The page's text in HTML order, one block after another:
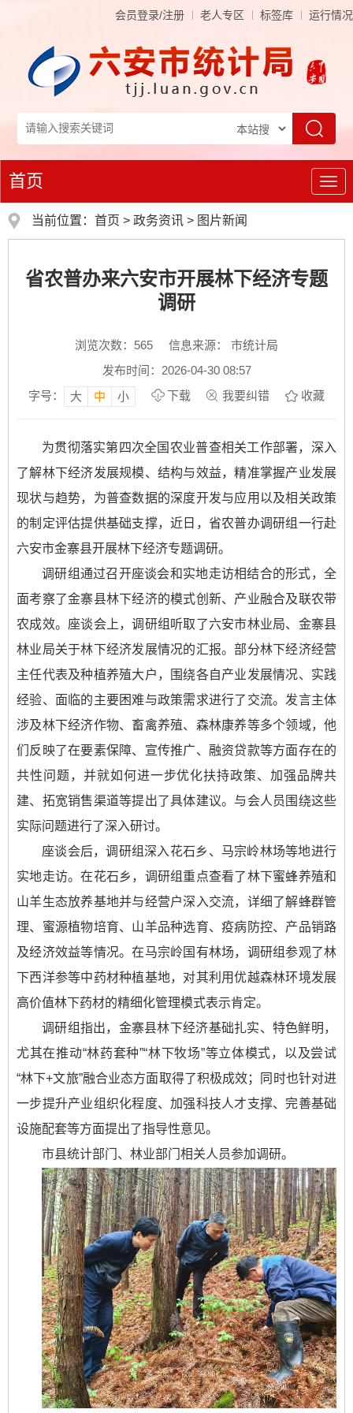
会员登录/注册 老人专区 标签库 运行情况
导
航
首页
当前位置： 首页 > 政务资讯 > 图片新闻
省农普办来六安市开展林下经济专题
调研
浏览次数： 565
信息来源： 市统计局
发布时间：2026-04-30 08:57
字号：
大 中 小 下载 我要纠错 收藏
为贯彻落实第四次全国农业普查相关工作部署，深入
了解林下经济发展规模、结构与效益，精准掌握产业发展
现状与趋势，为普查数据的深度开发与应用以及相关政策
的制定评估提供基础支撑，近日，省农普办调研组一行赴
六安市金寨县开展林下经济专题调研。
调研组通过召开座谈会和实地走访相结合的形式，全
面考察了金寨县林下经济的模式创新、产业融合及联农带
农成效。座谈会上，调研组听取了六安市林业局、金寨县
林业局关于林下经济发展情况的汇报。部分林下经济经营
主任代表及种植养殖大户，围绕各自产业发展情况、实践
经验、面临的主要困难与政策需求进行了交流。发言主体
涉及林下经济作物、畜禽养殖、森林康养等多个领域，他
们反映了在要素保障、宣传推广、融资贷款等方面存在的
共性问题，并就如何进一步优化扶持政策、加强品牌共
建、拓宽销售渠道等提出了具体建议。与会人员围绕这些
实际问题进行了深入研讨。
座谈会后，调研组深入花石乡、马宗岭林场等地进行
实地走访。在花石乡，调研组重点查看了林下蜜蜂养殖和
山羊生态放养基地并与经营户深入交流，详细了解蜂群管
理、蜜源植物培育、山羊品种选育、疫病防控、产品销路
及经济效益等情况。在马宗岭国有林场，调研组参观了林
下西洋参等中药材种植基地，对其利用优越森林环境发展
高价值林下药材的精细化管理模式表示肯定。
调研组指出，金寨县林下经济基础扎实、特色鲜明，
尤其在推动“林药套种”“林下牧场”等立体模式，以及尝试
“林下+文旅”融合业态方面取得了积极成效；同时也针对进
一步提升产业组织化程度、加强科技人才支撑、完善基础
设施配套等方面提出了指导性意见。
市县统计部门、林业部门相关人员参加调研。